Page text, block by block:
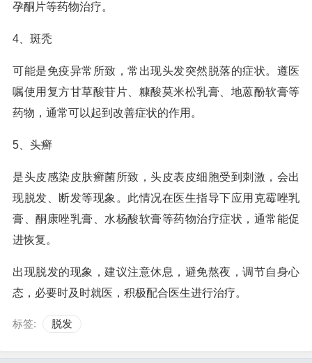
孕酮片等药物治疗。
4、斑秃
可能是免疫异常所致，常出现头发突然脱落的症状。遵医
嘱使用复方甘草酸苷片、糠酸莫米松乳膏、地蒽酚软膏等
药物，通常可以起到改善症状的作用。
5、头癣
是头皮感染皮肤癣菌所致，头皮表皮细胞受到刺激，会出
现脱发、断发等现象。此情况在医生指导下应用克霉唑乳
膏、酮康唑乳膏、水杨酸软膏等药物治疗症状，通常能促
进恢复。
出现脱发的现象，建议注意休息，避免熬夜，调节自身心
态，必要时及时就医，积极配合医生进行治疗。
标签: 脱发